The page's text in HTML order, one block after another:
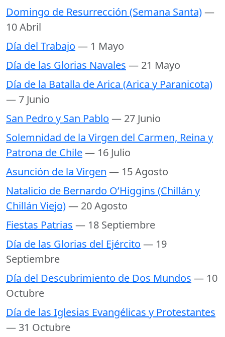
Domingo de Resurrección (Semana Santa)—
10 Abril
Día del Trabajo — 1 Mayo
Día de las Glorias Navales — 21 Mayo
Día de la Batalla de Arica (Arica y Paranicota)
— 7 Junio
San Pedro y San Pablo — 27 Junio
Solemnidad de la Virgen del Carmen, Reina y
Patrona de Chile— 16 Julio
Asunción de la Virgen — 15 Agosto
Natalicio de Bernardo O’Higgins (Chillán y
Chillán Viejo)— 20 Agosto
Fiestas Patrias — 18 Septiembre
Día de las Glorias del Ejército — 19
Septiembre
Día del Descubrimiento de Dos Mundos — 10
Octubre
Día de las Iglesias Evangélicas y Protestantes
— 31 Octubre